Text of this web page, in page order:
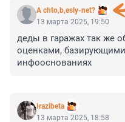
A chto,b,esly-net?
13 марта 2025, 19:50
деды в гаражах так же
оценками,
инфооснованиях
Irazibeta
13 марта 2025, 18:58